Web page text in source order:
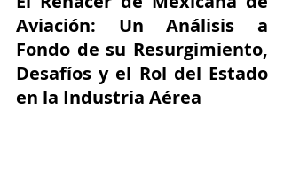
Aviación: Un Análisis a
Fondo de su Resurgimiento,
Desafíos y el Rol del Estado
en la Industria Aérea